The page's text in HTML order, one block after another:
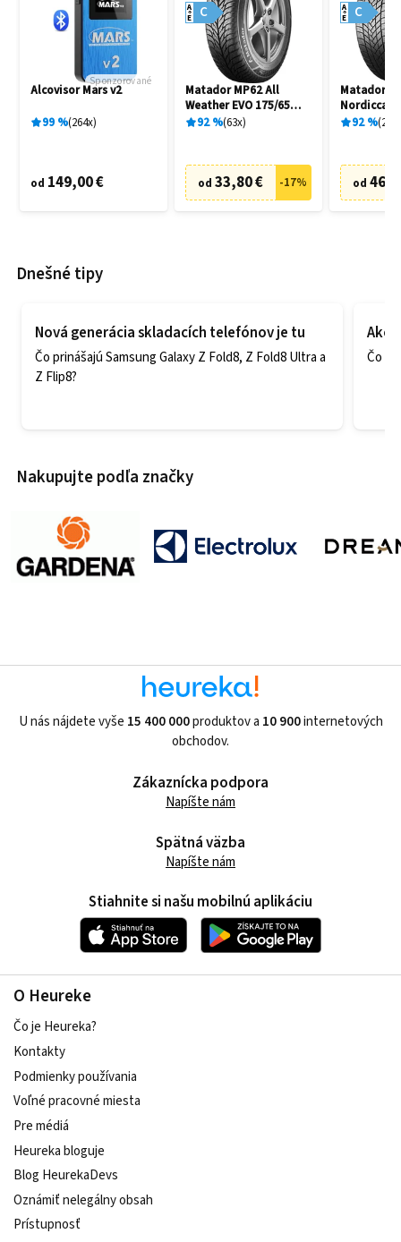
Sponzorované
Alcovisor Mars v2
99% 264x
od 149,00 €
C
A
E
Matador MP62 All
Weather EVO 175/65
R14 82T
92% 63x
od 33,80 € -17%
C
A
E
Matador
Nordicca
91H
92% 241
od
Dnešné tipy
Nová generácia skladacích telefónov je tu
Čo prinášajú Samsung Galaxy Z Fold8, Z Fold8 Ultra a
Z Flip8?
Ako
Čo
Nakupujte podľa značky
U nás nájdete vyše 15 400 000produktov a 10 900internetových
obchodov.
O Heureke
Čo je Heureka?
Kontakty
Podmienky používania
Voľné pracovné miesta
Pre médiá
Heureka bloguje
Blog HeurekaDevs
Oznámiť nelegálny obsah
Prístupnosť
Zákaznícka podpora
Napíšte nám
Spätná väzba
Napíšte nám
Stiahnite si našu mobilnú aplikáciu